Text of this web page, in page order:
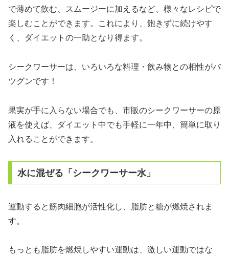
で薄めて飲む、スムージーに加えるなど、様々なレシピで
楽しむことができます。これにより、飽きずに続けやす
く、ダイエットの一助となり得ます。
シークワーサーは、いろいろな料理・飲み物との相性がバ
ツグンです！
果実が手に入らない場合でも、市販のシークワーサーの原
液を使えば、ダイエット中でも手軽に一年中、簡単に取り
入れることができます。
水に混ぜる「シークワーサー水」
運動すると筋肉細胞が活性化し、脂肪と糖が燃焼されま
す。
もっとも脂肪を燃焼しやすい運動は、激しい運動ではな